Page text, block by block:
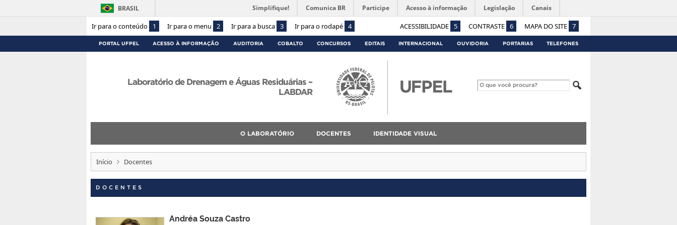
Ir para o conteúdo 1 Ir para o menu 2 Ir para a busca 3 Ir para o rodapé 4 ACESSIBILIDADE 5 CONTRASTE 6 MAPA DO SITE 7
BRASIL Simplifique! Comunica BR Participe Acesso à informação Legislação Canais
PORTAL UFPEL ACESSO À INFORMAÇÃO AUDITORIA COBALTO CONCURSOS EDITAIS INTERNACIONAL OUVIDORIA PORTARIAS TELEFONES
Laboratório de Drenagem e Águas Residuárias –
LABDAR
O LABORATÓRIO DOCENTES IDENTIDADE VISUAL
Início Docentes
DOCENTES
Andréa Souza Castro